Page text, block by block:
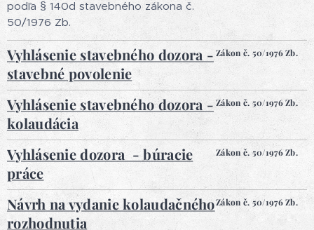
podľa § 140d stavebného zákona č.
50/1976 Zb.
Vyhlásenie stavebného dozora -
stavebné povolenie
Zákon č. 50/1976 Zb.
Vyhlásenie stavebného dozora -
kolaudácia
Zákon č. 50/1976 Zb.
Vyhlásenie dozora - búracie
práce
Zákon č. 50/1976 Zb.
Návrh na vydanie kolaudačného
rozhodnutia
Zákon č. 50/1976 Zb.